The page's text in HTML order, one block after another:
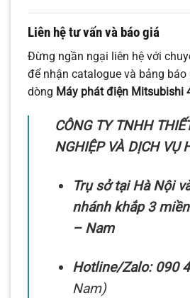
Liên hệ tư vấn và báo giá
Đừng ngần ngại liên hệ với
để nhận catalogue và bảng
dòng Máy phát điện Mitsubishi
CÔNG TY TNHH
NGHIỆP VÀ DỊCH VỤ
Trụ sở tại Hà Nội
nhánh khắp 3
– Nam
Hotline/Zalo: 090
Nam)